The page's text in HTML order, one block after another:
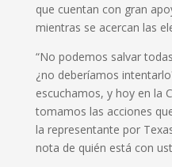
que cuentan con gran
mientras se acercan las
“No podemos salvar
¿no deberíamos
escuchamos, y hoy en la
tomamos las acciones
la representante por
nota de quién está con